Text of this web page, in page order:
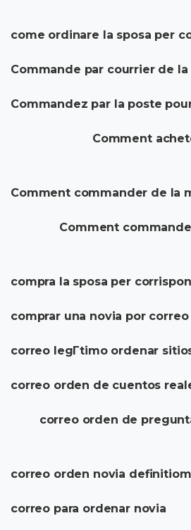
come ordinare la sposa per
Commande par courrier de
Commandez par la poste
Comment
Comment commander de la
Comment
compra la sposa per
comprar una novia por correo
correo legГ­timo ordenar
correo orden de cuentos
correo orden de
correo orden novia definitiom
correo para ordenar novia